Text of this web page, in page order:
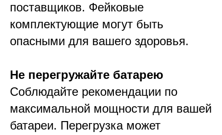
поставщиков. Фейковые
комплектующие могут быть
опасными для вашего здоровья.
Не перегружайте батарею
Соблюдайте рекомендации по
максимальной мощности для вашей
батареи. Перегрузка может